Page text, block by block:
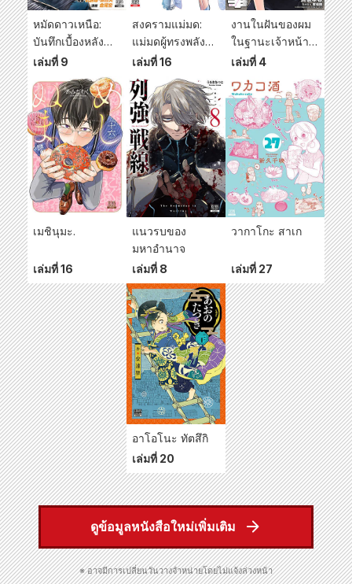
หมัดดาวเหนือ:
บันทึกเบื้องหลัง
การถ่ายทำละคร
แนวโลกหลัง
หายนะ
เล่มที่ 9
สงครามแม่มด:
แม่มดผู้ทรงพลัง
32 ตนฆ่าฟัน
กันเอง
เล่มที่ 16
งานในฝันของผม
ในฐานะเจ้าหน้าที่
ปราบปรามยาเสพ
ค้นบ้านของเหล่า
คนดัง
เล่มที่ 4
เมชินุมะ.
เล่มที่ 16
แนวรบของ
มหาอำนาจ
เล่มที่ 8
วากาโกะ สาเก
เล่มที่ 27
อาโอโนะ ทัตสึกิ
เล่มที่ 20
ดูข้อมูลหนังสือใหม่เพิ่มเติม
※ อาจมีการเปลี่ยนวันวางจำหน่ายโดยไม่แจ้งล่วงหน้า